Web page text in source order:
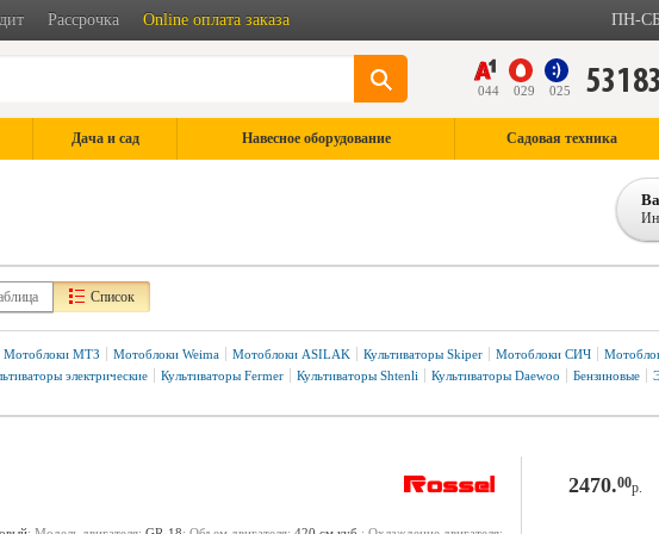
Рассрочка Online оплата заказа ПН-СБ
044 029 025
Дача и сад Навесное оборудование Садовая техника
Список
Мотоблоки МТЗ Мотоблоки Weima Мотоблоки ASILAK Культиваторы Skiper Мотоблоки СИЧ
электрические Культиваторы Fermer Культиваторы Shtenli Культиваторы Daewoo Бензиновые
2470.00р.